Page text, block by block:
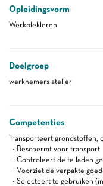
Opleidingsvorm
Werkplekleren
Doelgroep
werknemers atelier
Competenties
Transporteert grondstoffen,
- Beschermt voor transport
- Controleert de te laden
- Voorziet de verpakte
- Selecteert te gebruiken